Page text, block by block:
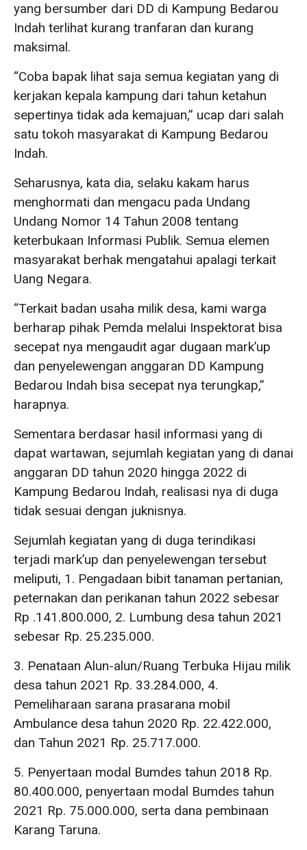
yang bersumber dari DD di Kampung Bedarou
Indah terlihat kurang tranfaran dan kurang
maksimal.
“Coba bapak lihat saja semua kegiatan yang di
kerjakan kepala kampung dari tahun ketahun
sepertinya tidak ada kemajuan,” ucap dari salah
satu tokoh masyarakat di Kampung Bedarou
Indah.
Seharusnya, kata dia, selaku kakam harus
menghormati dan mengacu pada Undang
Undang Nomor 14 Tahun 2008 tentang
keterbukaan Informasi Publik. Semua elemen
masyarakat berhak mengatahui apalagi terkait
Uang Negara.
“Terkait badan usaha milik desa, kami warga
berharap pihak Pemda melalui Inspektorat bisa
secepat nya mengaudit agar dugaan mark’up
dan penyelewengan anggaran DD Kampung
Bedarou Indah bisa secepat nya terungkap,”
harapnya.
Sementara berdasar hasil informasi yang di
dapat wartawan, sejumlah kegiatan yang di danai
anggaran DD tahun 2020 hingga 2022 di
Kampung Bedarou Indah, realisasi nya di duga
tidak sesuai dengan juknisnya.
Sejumlah kegiatan yang di duga terindikasi
terjadi mark’up dan penyelewengan tersebut
meliputi, 1. Pengadaan bibit tanaman pertanian,
peternakan dan perikanan tahun 2022 sebesar
Rp .141.800.000, 2. Lumbung desa tahun 2021
sebesar Rp. 25.235.000.
3. Penataan Alun-alun/Ruang Terbuka Hijau milik
desa tahun 2021 Rp. 33.284.000, 4.
Pemeliharaan sarana prasarana mobil
Ambulance desa tahun 2020 Rp. 22.422.000,
dan Tahun 2021 Rp. 25.717.000.
5. Penyertaan modal Bumdes tahun 2018 Rp.
80.400.000, penyertaan modal Bumdes tahun
2021 Rp. 75.000.000, serta dana pembinaan
Karang Taruna.